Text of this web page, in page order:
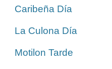
Caribeña Día
La Culona Día
Motilon Tarde